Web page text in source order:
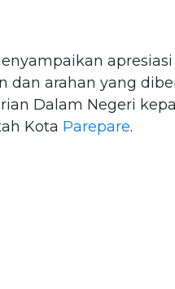
apresiasi
dan arahan yang
Dalam Negeri
Kota Parepare.